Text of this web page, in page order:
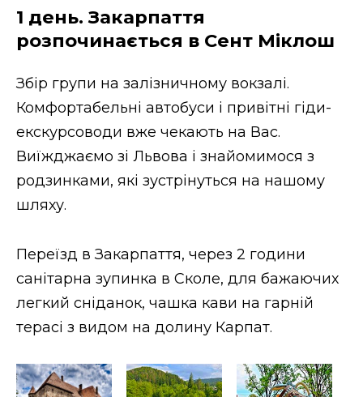
1 день. Закарпаття
розпочинається в Сент Міклош
Збір групи на залізничному вокзалі.
Комфортабельні автобуси і привітні гіди-
екскурсоводи вже чекають на Вас.
Виїжджаємо зі Львова і знайомимося з
родзинками, які зустрінуться на нашому
шляху.
Переїзд в Закарпаття, через 2 години
санітарна зупинка в Сколе, для бажаючих
легкий сніданок, чашка кави на гарній
терасі з видом на долину Карпат.